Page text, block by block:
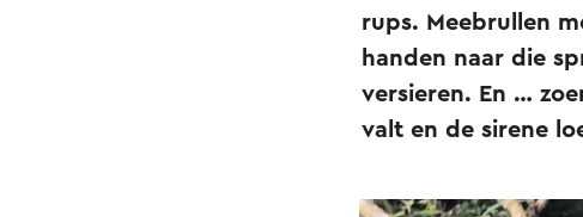
rups. Meebrullen
handen naar die
versieren. En …
valt en de sirene